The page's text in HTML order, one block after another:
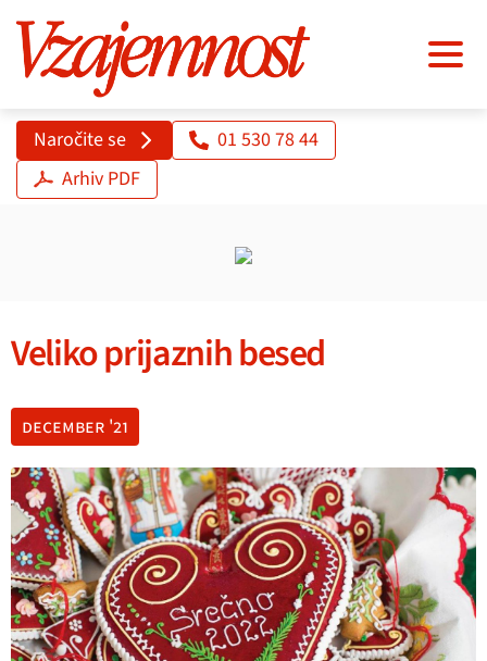
Naročite se
01 530 78 44
Arhiv PDF
Veliko prijaznih besed
december '21